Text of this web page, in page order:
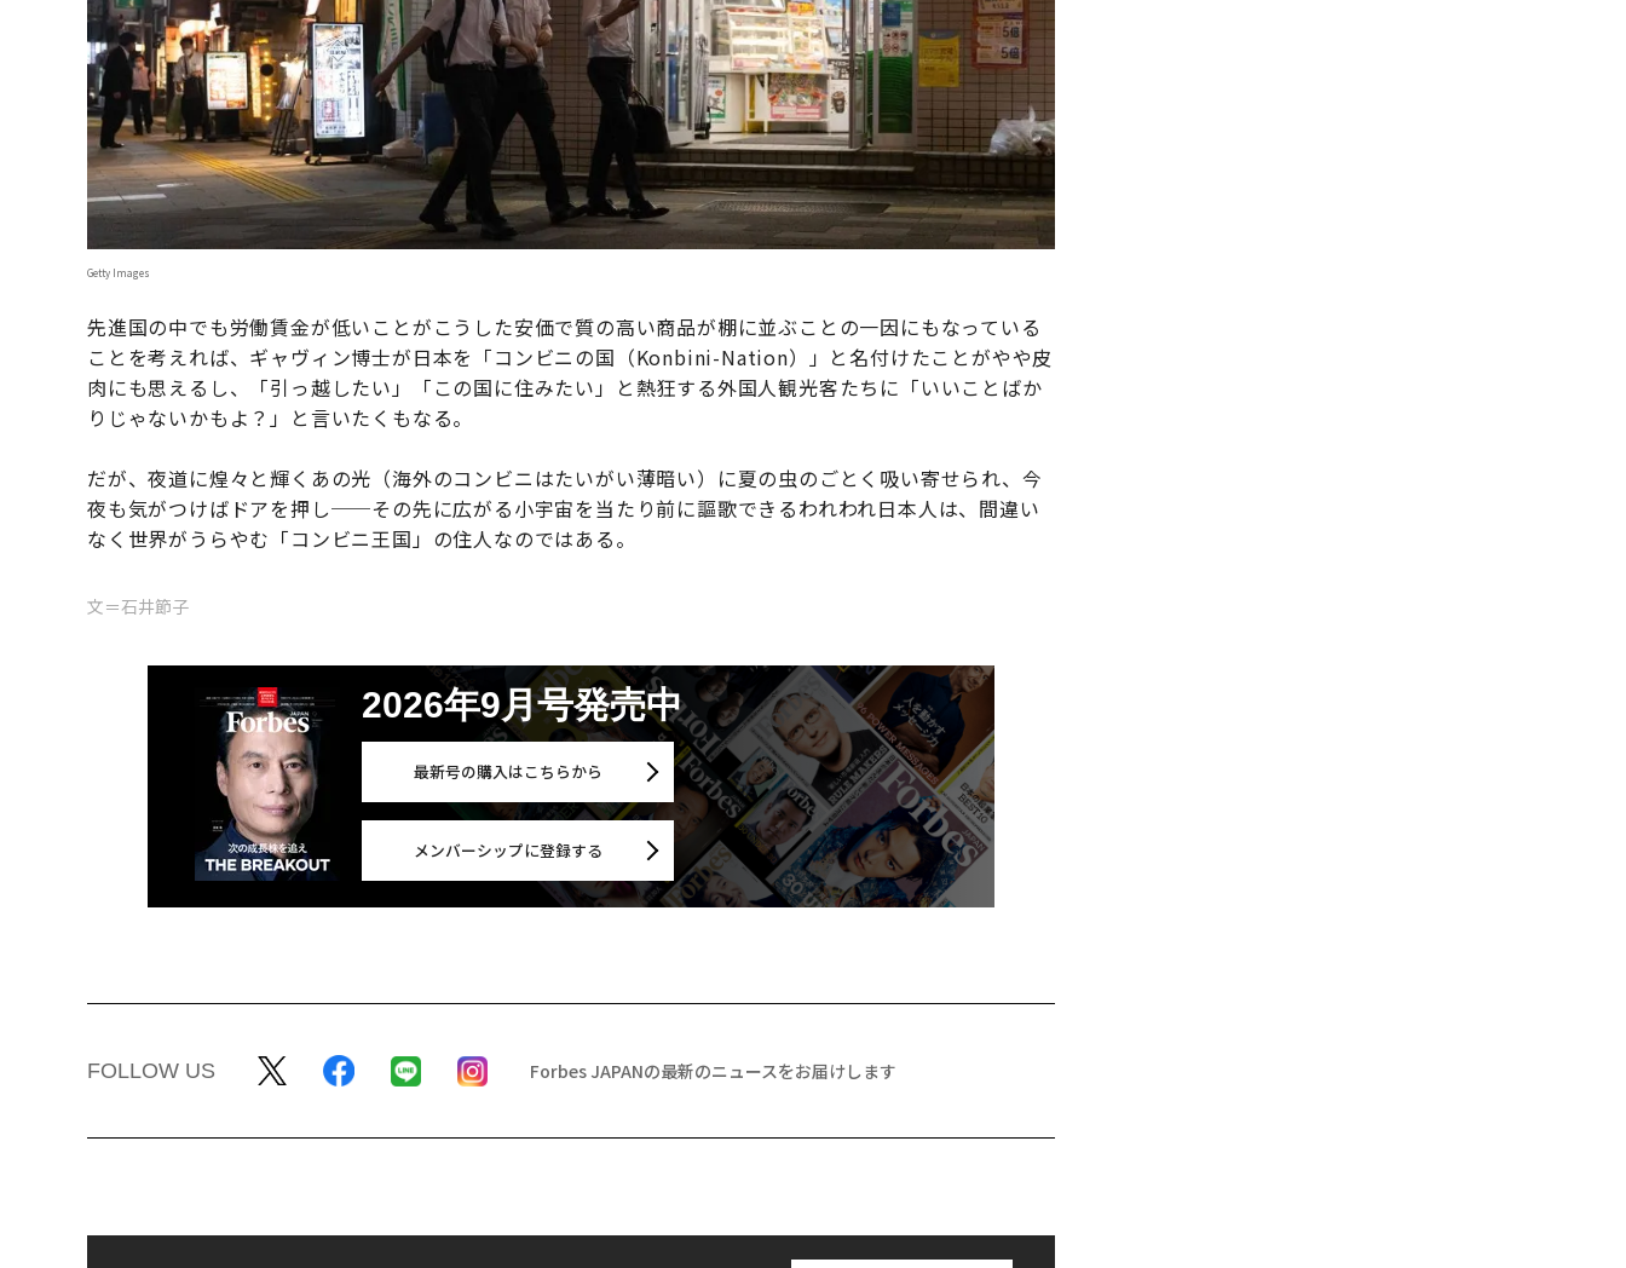
Getty Images
先進国の中でも労働賃金が低いことがこうした安価で質の高い商品が棚に並ぶことの一因にもなっている
ことを考えれば、ギャヴィン博士が日本を「コンビニの国（Konbini-Nation）」と名付けたことがやや皮
肉にも思えるし、「引っ越したい」「この国に住みたい」と熱狂する外国人観光客たちに「いいことばか
りじゃないかもよ？」と言いたくもなる。
だが、夜道に煌々と輝くあの光（海外のコンビニはたいがい薄暗い）に夏の虫のごとく吸い寄せられ、今
夜も気がつけばドアを押し──その先に広がる小宇宙を当たり前に謳歌できるわれわれ日本人は、間違い
なく世界がうらやむ「コンビニ王国」の住人なのではある。
文＝石井節子
2026年9月号発売中
最新号の購入はこちらから
メンバーシップに登録する
FOLLOW US Forbes JAPANの最新のニュースをお届けします